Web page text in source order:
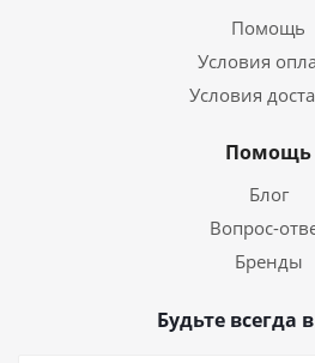
Помощь
Условия
Условия
Помощь
Блог
Вопрос-
Бренды
Будьте всегда